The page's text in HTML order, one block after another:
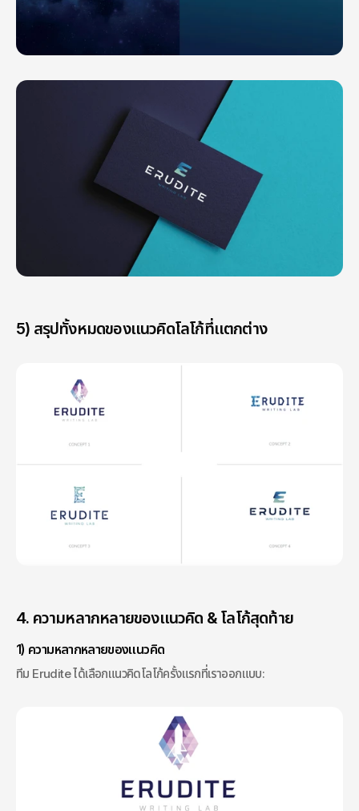
5) สรุปทั้งหมดของแนวคิดโลโก้ที่แตกต่าง
4. ความหลากหลายของแนวคิด & โลโก้สุดท้าย
1) ความหลากหลายของแนวคิด
ทีม Erudite ได้เลือกแนวคิดโลโก้ครั้งแรกที่เราออกแบบ: